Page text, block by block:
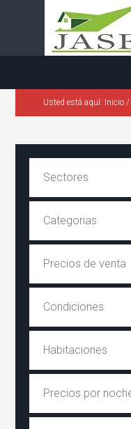
Usted está aquí: Inicio /